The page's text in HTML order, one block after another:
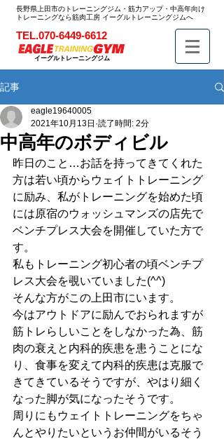
長野県上田市のトレーニングジム・筋力アップ・中高年向け
トレーニングなら筋肉工房 イーグルトレーニングジムへ
TEL.070-6449-6612
イーグルトレーニングジム
記事
中高年のボディビル
eagle19640005
2021年10月13日 読了時間: 2分
昨日のこと…お話を持ってきてくれた
方は若い頃からウェイトトレーニング
に励み、私がトレーニングを始めた頃
には原宿のウォッシュマンズの店先で
ベンチプレス大会を開催していた方で
す。
私もトレーニング初心者の頃ベンチプ
レス大会を覗いていました(^^)
そんな方がこの上田市にいます。
今はアウトドアに励んでおられますが
筋トレらしいことをしなかった為、筋
肉の衰えと内科的疾患を患うことにな
り、食事を変えて内科的疾患は克服で
きてきているそうですが、やはり細く
なった脚が気になったそうです。
周りにもウェイトトレーニングをちゃ
んとやりたいというお仲間がいるそう